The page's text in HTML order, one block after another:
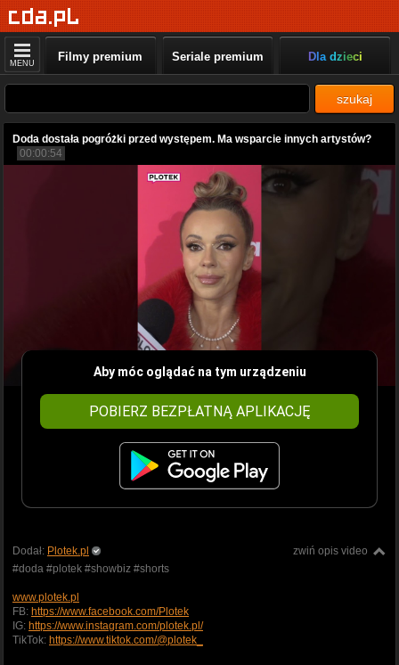
MENU Filmy premium Seriale premium Dla dzieci
szukaj
Doda dostała pogróżki przed występem. Ma wsparcie innych artystów?
00:00:54
Aby móc oglądać na tym urządzeniu
POBIERZ BEZPŁATNĄ APLIKACJĘ
zwiń opis video
Dodał: Plotek.pl
#doda #plotek #showbiz #shorts
www.plotek.pl
FB: https://www.facebook.com/Plotek
IG: https://www.instagram.com/plotek.pl/
TikTok: https://www.tiktok.com/@plotek_